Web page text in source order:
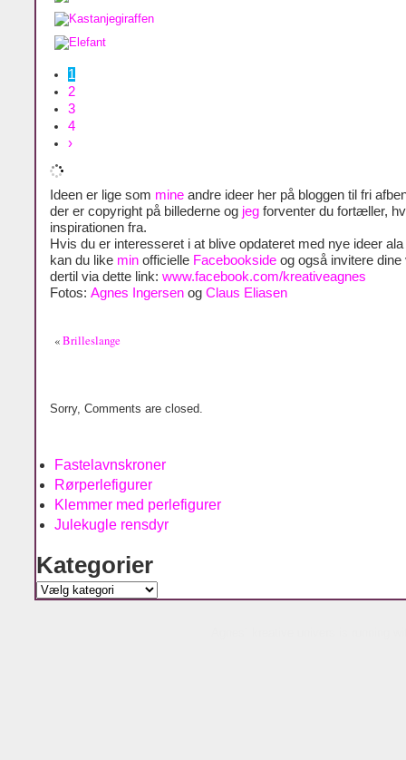
1
2
3
4
›
Ideen er lige som mine andre ideer her på bloggen til fri
der er copyright på billederne og jeg forventer du fortæller,
inspirationen fra.
Hvis du er interesseret i at blive opdateret med nye ideer
kan du like min officielle Facebookside og også invitere dine
dertil via dette link: www.facebook.com/kreativeagnes
Fotos: Agnes Ingersen og Claus Eliasen
«Brilleslange
Sorry, Comments are closed.
Fastelavnskroner
Rørperlefigurer
Klemmer med perlefigurer
Julekugle rensdyr
Kategorier
Kategorier